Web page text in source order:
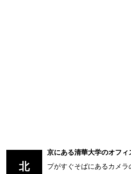
北
京にある清華大学のオフ
プがすぐそばにあるカメ